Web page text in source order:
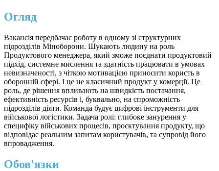
Огляд
Вакансія передбачає роботу в одному зі структурних
підрозділів Міноборони. Шукають людину на роль
Продуктового менеджера, який зможе поєднати продуктовий
підхід, системне мислення та здатність працювати в умовах
невизначеності, з чіткою мотивацією приносити користь в
оборонній сфері. І це не класичний продукт у комерції. Це
роль, де рішення впливають на швидкість постачання,
ефективність ресурсів і, буквально, на спроможність
підрозділів діяти. Команда будує цифрові інструменти для
військової логістики. Задача ролі: глибоке занурення у
специфіку військових процесів, проєктування продукту, що
відповідає реальним запитам користувачів, та супровід його
впровадження.
Обов'язки